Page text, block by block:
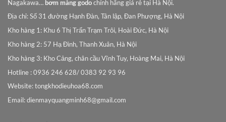
Nagakawa… bơm màng godochính hãng giá rẻ tại Hà Nội.
Địa chỉ: Số 31 đường Hạnh Đàn, Tân lập, Đan Phượng, Hà Nội
Kho hàng 1: Khu 6 Thị Trấn Trạm Trôi, Hoài Đức, Hà Nội
Kho hàng 2: 57 Hạ Đình, Thanh Xuân, Hà Nội
Kho hàng 3: Kho Cảng, chân cầu Vĩnh Tuy, Hoàng Mai, Hà Nội
Hotline : 0936 246 628/ 0383 92 93 96
Website: tongkhodieuhoa68.com
Email:dienmayquangminh68@gmail.com